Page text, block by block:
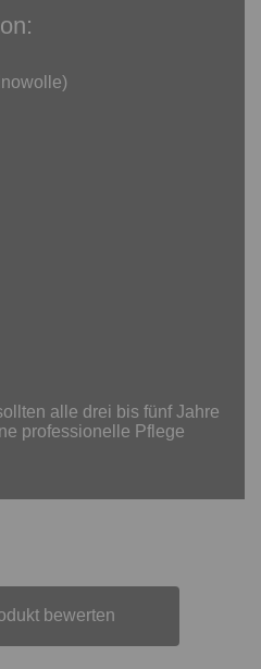
alle drei bis fünf Jahre
professionelle Pflege
bewerten